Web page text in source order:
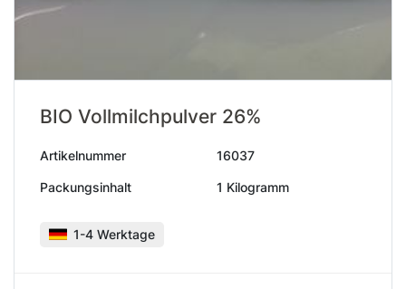
BIO Vollmilchpulver 26%
Artikelnummer 16037
Packungsinhalt 1 Kilogramm
1-4 Werktage